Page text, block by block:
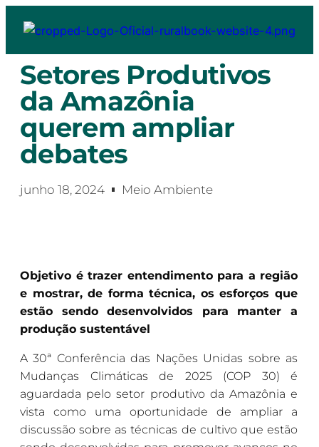
Setores Produtivos
da Amazônia
querem ampliar
debates
junho 18, 2024 Meio Ambiente
Objetivo é trazer entendimento para a região
e mostrar, de forma técnica, os esforços que
estão sendo desenvolvidos para manter a
produção sustentável
A 30ª Conferência das Nações Unidas sobre as
Mudanças Climáticas de 2025 (COP 30) é
aguardada pelo setor produtivo da Amazônia e
vista como uma oportunidade de ampliar a
discussão sobre as técnicas de cultivo que estão